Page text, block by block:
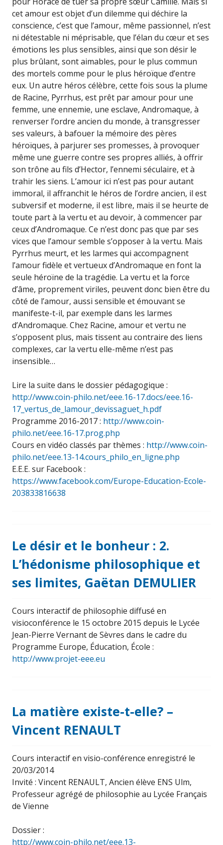
cet amour est objet d’un dilemme qui déchire la
conscience, c’est que l’amour, même passionnel, n’est
ni détestable ni méprisable, que l’élan du cœur et ses
émotions les plus sensibles, ainsi que son désir le
plus brûlant, sont aimables, pour le plus commun
des mortels comme pour le plus héroïque d’entre
eux. Un autre héros célèbre, cette fois sous la plume
de Racine, Pyrrhus, est prêt par amour pour une
femme, une ennemie, une esclave, Andromaque, à
renverser l’ordre ancien du monde, à transgresser
ses valeurs, à bafouer la mémoire des pères
héroïques, à parjurer ses promesses, à provoquer
même une guerre contre ses propres alliés, à offrir
son trône au fils d’Hector, l’ennemi séculaire, et à
trahir les siens. L’amour ici n’est pas pour autant
immoral, il affranchit le héros de l’ordre ancien, il est
subversif et moderne, il est libre, mais il se heurte de
toute part à la vertu et au devoir, à commencer par
ceux d’Andromaque. Ce n’est donc pas que par ses
vices que l’amour semble s’opposer à la vertu. Mais
Pyrrhus meurt, et les larmes qui accompagnent
l’amour fidèle et vertueux d’Andromaque en font la
seule héroïne de la tragédie. La vertu et la force
d’âme, proprement viriles, peuvent donc bien être du
côté de l’amour, aussi sensible et émouvant se
manifeste-t-il, par exemple dans les larmes
d’Andromaque. Chez Racine, amour et vertu ne
s’opposent plus, mais tissent au contraire des liens
complexes, car la vertu elle-même n’est pas
insensible…
Lire la suite dans le dossier pédagogique :
http://www.coin-philo.net/eee.16-17.docs/eee.16-
17_vertus_de_lamour_devissaguet_h.pdf
Programme 2016-2017 : http://www.coin-
philo.net/eee.16-17.prog.php
Cours en vidéo classés par thèmes : http://www.coin-
philo.net/eee.13-14.cours_philo_en_ligne.php
E.E.E. sur Facebook :
https://www.facebook.com/Europe-Education-Ecole-
203833816638
Le désir et le bonheur : 2.
L’hédonisme philosophique et
ses limites, Gaëtan DEMULIER
Cours interactif de philosophie diffusé en
visioconférence le 15 octobre 2015 depuis le Lycée
Jean-Pierre Vernant de Sèvres dans le cadre du
Programme Europe, Éducation, École :
http://www.projet-eee.eu
La matière existe-t-elle? –
Vincent RENAULT
Cours interactif en visio-conférence enregistré le
20/03/2014
Invité : Vincent RENAULT, Ancien élève ENS Ulm,
Professeur agrégé de philosophie au Lycée Français
de Vienne
Dossier :
http://www.coin-philo.net/eee.13-